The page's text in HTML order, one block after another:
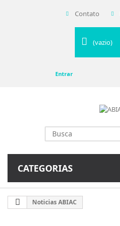
Contato
(vazio)
Entrar
CATEGORIAS
Noticias ABIAC